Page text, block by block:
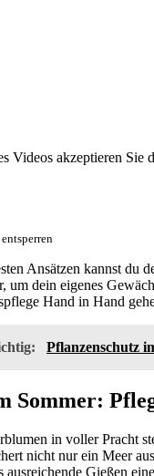
Videos akzeptieren Sie
Ansätzen kannst du
um dein eigenes
Hand in Hand
Pflanzenschutz
Sommer:
in voller Pracht
nicht nur ein Meer
ausreichende Gießen